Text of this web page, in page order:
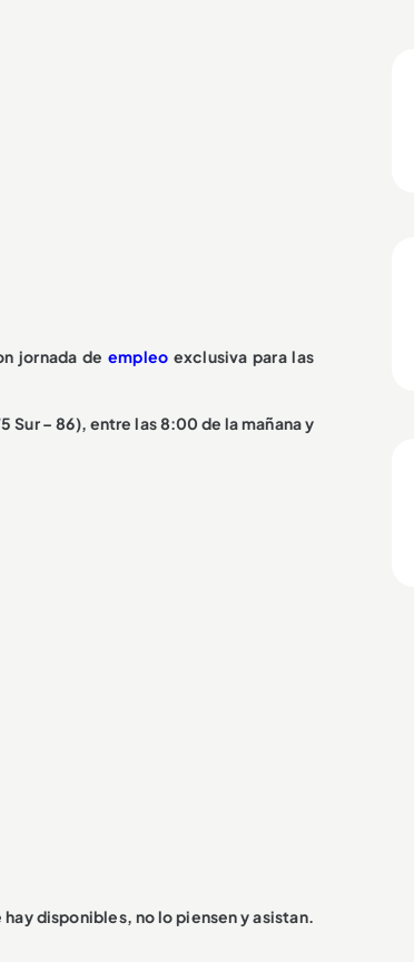
jornada de empleo exclusiva para las
– 86), entre las 8:00 de la mañana y
disponibles, no lo piensen y asistan.